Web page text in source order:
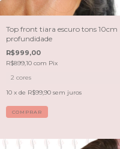
Top front tiara escuro tons 10cm
profundidade
R$999,00
R$899,10 com Pix
2 cores
10 x de R$99,90 sem juros
COMPRAR